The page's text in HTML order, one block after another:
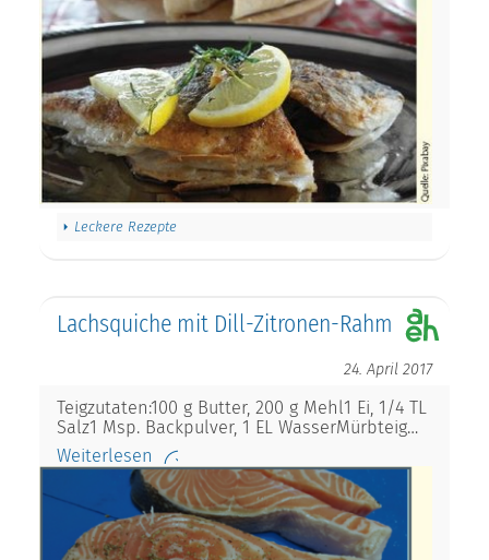
Leckere Rezepte
Lachsquiche mit Dill-Zitronen-Rahm
24. April 2017
Teigzutaten:100 g Butter, 200 g Mehl1 Ei, 1/4 TL
Salz1 Msp. Backpulver, 1 EL WasserMürbteig…
Weiterlesen